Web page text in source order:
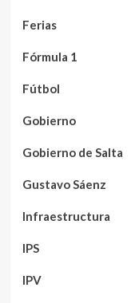
Ferias
Fórmula 1
Fútbol
Gobierno
Gobierno de Salta
Gustavo Sáenz
Infraestructura
IPS
IPV